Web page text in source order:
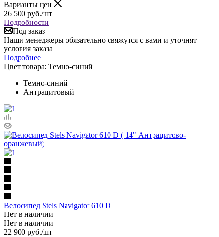
Варианты цен
26 500 руб./шт
Подробности
Под заказ
Наши менеджеры обязательно свяжутся с вами и уточнят
условия заказа
Подробнее
Цвет товара: Темно-синий
Темно-синий
Антрацитовый
Велосипед Stels Navigator 610 D
Нет в наличии
Нет в наличии
22 900 руб./шт